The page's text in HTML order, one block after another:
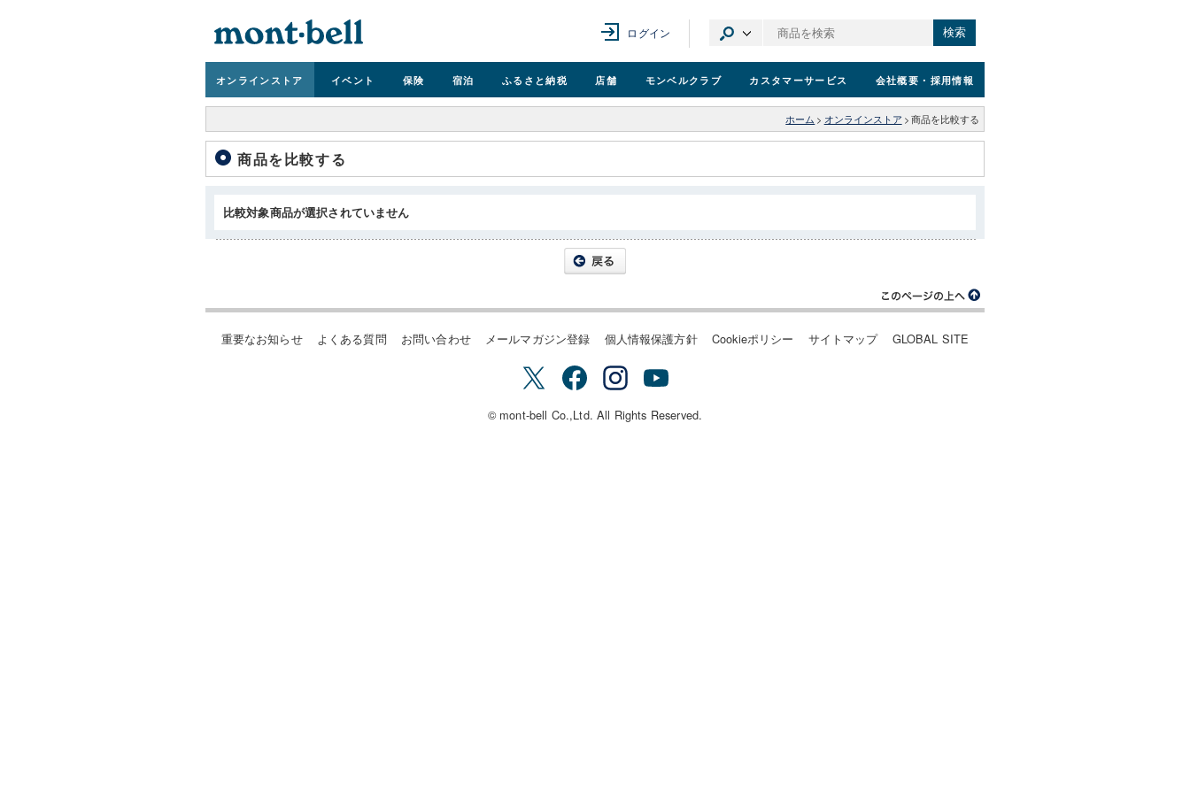
ログイン 検索
オンラインストア イベント 保険 宿泊 ふるさと納税 店舗 モンベルクラブ カスタマーサービス 会社概要 ・採用情報
ホーム > オンラインストア > 商品を比較する
商品を比較する
比較対象商品が選択されていません
重要なお知らせ よくある質問 お問い合わせ メールマガジン登録 個人情報保護方針 Cookieポリシー サイトマップ GLOBAL SITE
© mont-bell Co.,Ltd. All Rights Reserved.